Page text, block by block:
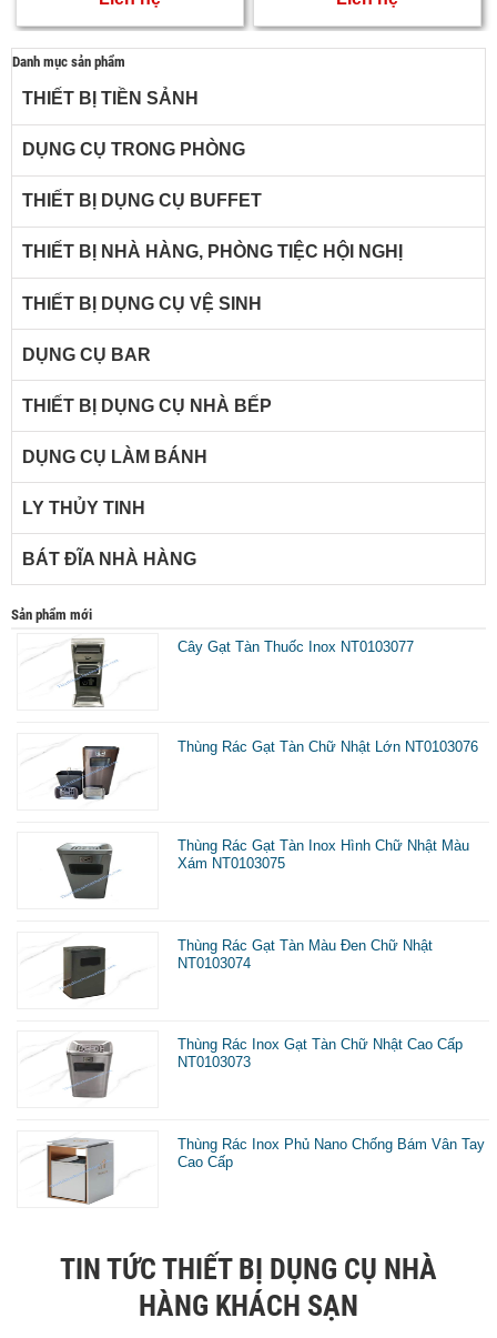
Danh mục sản phẩm
THIẾT BỊ TIỀN SẢNH
DỤNG CỤ TRONG PHÒNG
THIẾT BỊ DỤNG CỤ BUFFET
THIẾT BỊ NHÀ HÀNG, PHÒNG TIỆC HỘI NGHỊ
THIẾT BỊ DỤNG CỤ VỆ SINH
DỤNG CỤ BAR
THIẾT BỊ DỤNG CỤ NHÀ BẾP
DỤNG CỤ LÀM BÁNH
LY THỦY TINH
BÁT ĐĨA NHÀ HÀNG
Sản phẩm mới
Cây Gạt Tàn Thuốc Inox NT0103077
Thùng Rác Gạt Tàn Chữ Nhật Lớn NT0103076
Thùng Rác Gạt Tàn Inox Hình Chữ Nhật Màu
Xám NT0103075
Thùng Rác Gạt Tàn Màu Đen Chữ Nhật
NT0103074
Thùng Rác Inox Gạt Tàn Chữ Nhật Cao Cấp
NT0103073
Thùng Rác Inox Phủ Nano Chống Bám Vân Tay
Cao Cấp
TIN TỨC THIẾT BỊ DỤNG CỤ NHÀ
HÀNG KHÁCH SẠN